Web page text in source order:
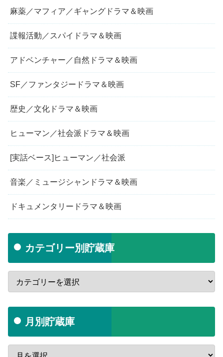
麻薬／マフィア／ギャングドラマ＆映画
諜報活動／スパイドラマ＆映画
アドベンチャー／自然ドラマ＆映画
SF／ファンタジードラマ＆映画
歴史／文化ドラマ＆映画
ヒューマン／社会派ドラマ＆映画
[実話ベース]ヒューマン／社会派
音楽／ミュージシャンドラマ＆映画
ドキュメンタリードラマ＆映画
カテゴリー別貯蔵庫
月別貯蔵庫